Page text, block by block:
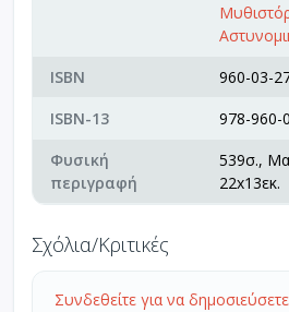
ISBN
960-03-
ISBN-13
978-960-
Φυσική
περιγραφή
539σ.,
22x13εκ.
Σχόλια/Κριτικές
Συνδεθείτε για να δημοσιεύσετε